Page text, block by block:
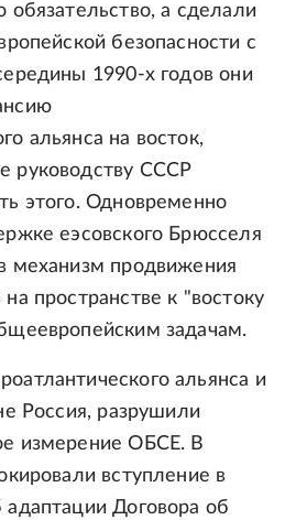
обязательство, а сделали
безопасности с
1990-х годов они
альянса на восток,
руководству СССР
этого. Одновременно
еэсовского Брюсселя
механизм продвижения
пространстве к "востоку
задачам.
альянса и
Россия, разрушили
измерение ОБСЕ. В
вступление в
Договора об